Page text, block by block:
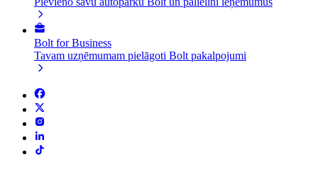
Bolt for Business
Tavam uzņēmumam pielāgoti Bolt pakalpojumi